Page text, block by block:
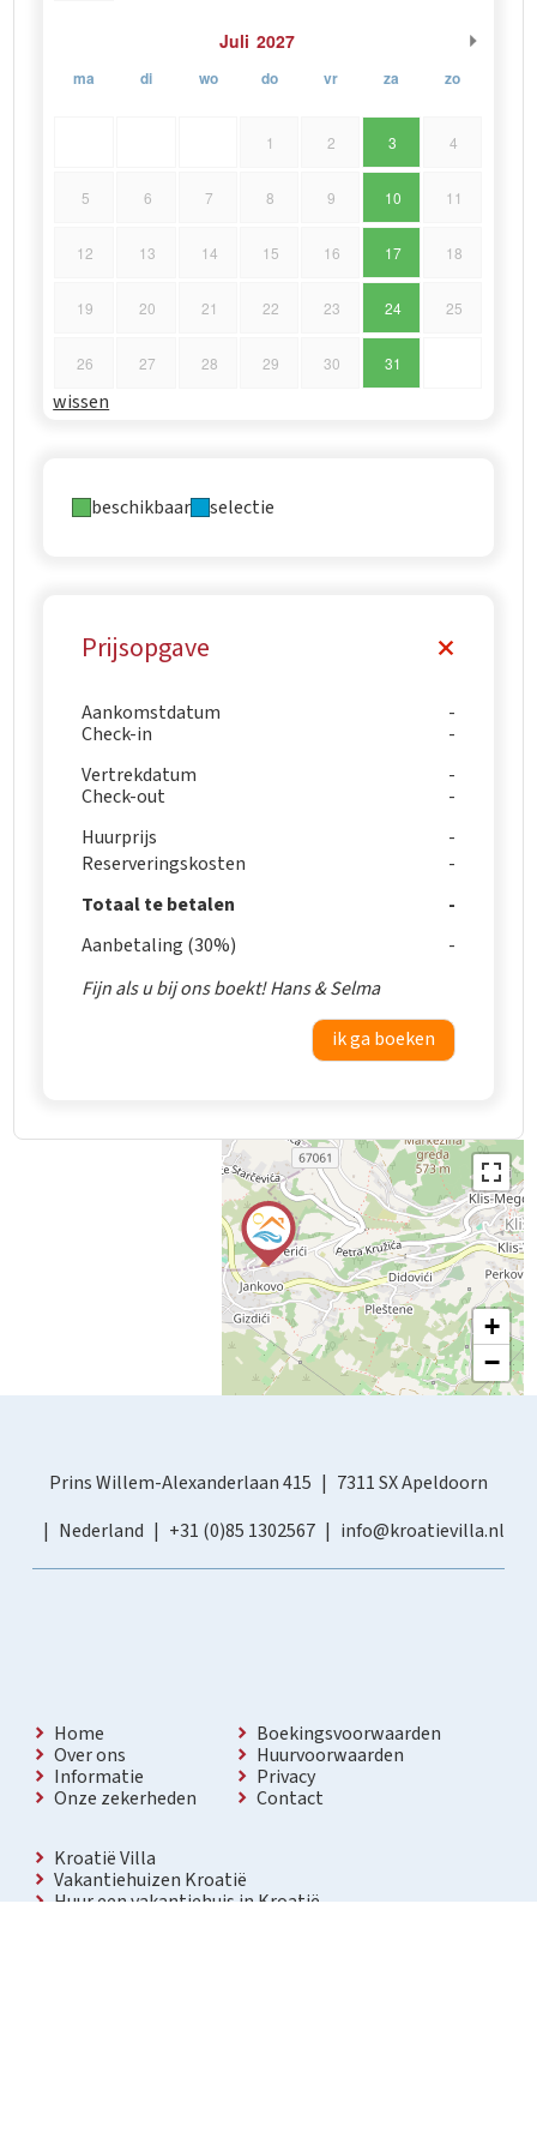
Juli 2027
ma di wo do vr za zo
1 2 3 4
5 6 7 8 9 10 11
12 13 14 15 16 17 18
19 20 21 22 23 24 25
26 27 28 29 30 31
wissen
beschikbaar selectie
Prijsopgave
Aankomstdatum
Check-in
Vertrekdatum
Check-out
Huurprijs
Reserveringskosten
Totaal te betalen
Aanbetaling (30%)
Fijn als u bij ons boekt! Hans & Selma
ik ga boeken
+
−
Prins Willem-Alexanderlaan 415
7311 SX Apeldoorn
Nederland
+31 (0)85 1302567 info@kroatievilla.nl
Home
Over ons
Informatie
Onze zekerheden
Boekingsvoorwaarden
Huurvoorwaarden
Privacy
Contact
Kroatië Villa
Vakantiehuizen Kroatië
Huur een vakantiehuis in Kroatië